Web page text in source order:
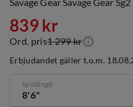
Savage Gear Savage Gear
discounted
price
839 kr
original
price
Ord. pris1 299 kr
Erbjudandet gäller t.o.m.
Spölängd
8'6"